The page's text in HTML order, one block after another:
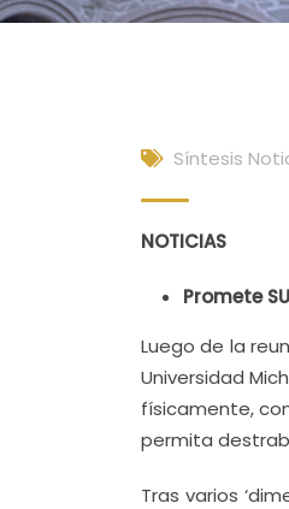
Síntesis
NOTICIAS
Promete
Luego de la
Universidad
físicamente,
permita
Tras varios